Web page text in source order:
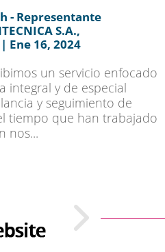
- Representante
S.A.,
Ene 16, 2024
un servicio enfocado
integral y de especial
y seguimiento de
tiempo que han trabajado
nos...